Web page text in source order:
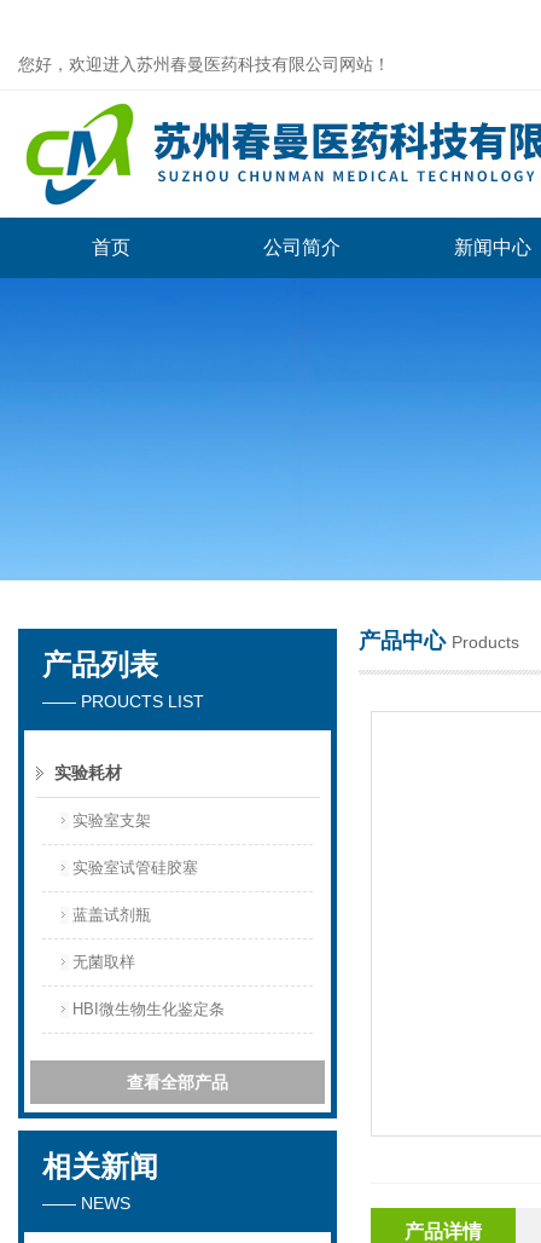
您好，欢迎进入苏州春曼医药科技有限公司网站！
苏州春曼医药科技有限公司
首页 公司简介 新闻中心
产品列表
—— PROUCTS LIST
实验耗材
实验室支架
实验室试管硅胶塞
蓝盖试剂瓶
无菌取样
HBI微生物生化鉴定条
查看全部产品
相关新闻
—— NEWS
产品中心 Products
产品详情